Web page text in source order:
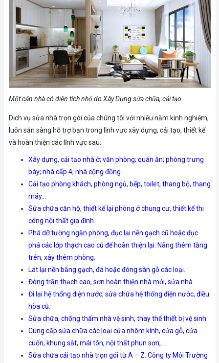
Một căn nhà có diện tích nhỏ do Xây Dựng sửa chữa, cải tạo
Dịch vụ sửa nhà trọn gói của chúng tôi với nhiều năm kinh nghiệm,
luôn sẵn sàng hỗ trợ bạn trong lĩnh vực xây dựng, cải tạo, thiết kế
và hoàn thiện các lĩnh vực sau:
Xây dựng, cải tạo nhà ở; văn phòng; quán ăn; phòng trưng
bày; nhà cấp 4; nhà cộng đồng.
Cải tạo phòng khách, phòng ngủ, bếp, toilet, thang bộ, thang
máy…
Sửa chữa căn hộ, thiết kế lại phòng ở chung cư, thiết kế thi
công nội thất gia đình.
Phá dỡ tường ngăn phòng, đục lại nền gạch cũ hoặc đục
phá các lớp thạch cao cũ để hoàn thiện lại. Nâng thêm tầng
trên, xây thêm phòng.
Lát lại nền bằng gạch, đá hoặc đóng sàn gỗ các loại.
Đóng trần thạch cao, sơn hoàn thiện nhà mới, sửa nhà.
Đi lại hệ thống điện nước, sửa chữa hệ thống điện nước, điều
hòa cũ.
Sửa chữa, chống thấm nhà vệ sinh, thay thế thiết bị vệ sinh.
Cung cấp sửa chữa các loại cửa nhôm kính, cửa gỗ, cửa
cuốn, khung sắt, mái tôn, nội thất phun sơn,…
Sửa chữa cải tạo nhà trọn gói từ A – Z. Công ty Môi Trường